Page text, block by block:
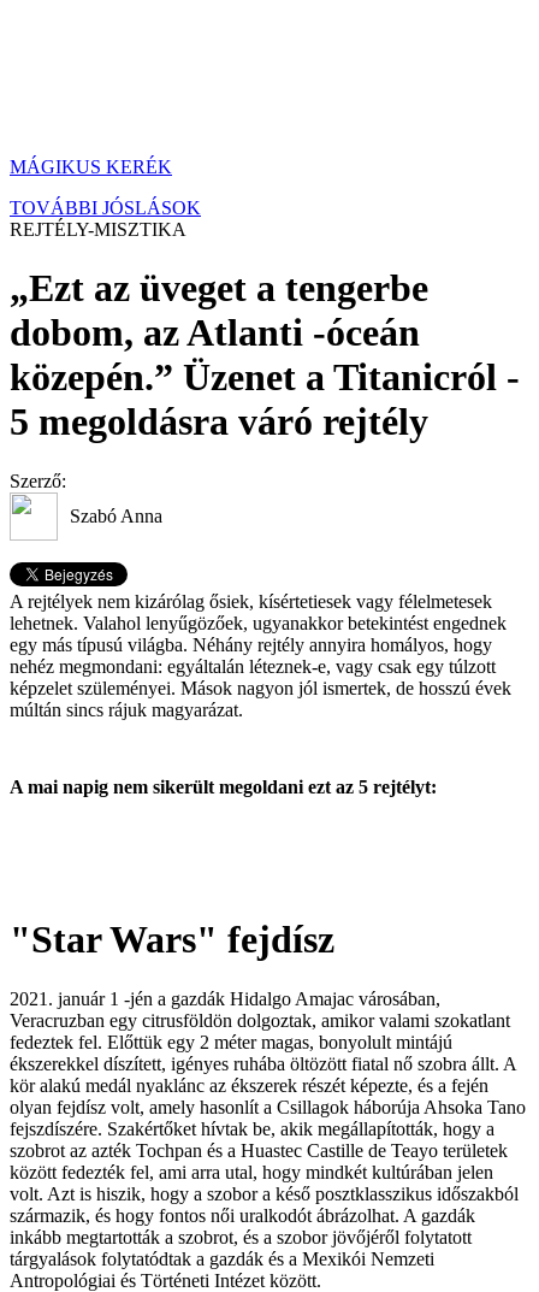
MÁGIKUS KERÉK
TOVÁBBI JÓSLÁSOK
REJTÉLY-MISZTIKA
„Ezt az üveget a tengerbe
dobom, az Atlanti -óceán
közepén.” Üzenet a Titanicról -
5 megoldásra váró rejtély
Szerző:
Szabó Anna
A rejtélyek nem kizárólag ősiek, kísértetiesek vagy félelmetesek
lehetnek. Valahol lenyűgözőek, ugyanakkor betekintést engednek
egy más típusú világba. Néhány rejtély annyira homályos, hogy
nehéz megmondani: egyáltalán léteznek-e, vagy csak egy túlzott
képzelet szüleményei. Mások nagyon jól ismertek, de hosszú évek
múltán sincs rájuk magyarázat.
A mai napig nem sikerült megoldani ezt az 5 rejtélyt:
"Star Wars" fejdísz
2021. január 1 -jén a gazdák Hidalgo Amajac városában,
Veracruzban egy citrusföldön dolgoztak, amikor valami szokatlant
fedeztek fel. Előttük egy 2 méter magas, bonyolult mintájú
ékszerekkel díszített, igényes ruhába öltözött fiatal nő szobra állt. A
kör alakú medál nyaklánc az ékszerek részét képezte, és a fején
olyan fejdísz volt, amely hasonlít a Csillagok háborúja Ahsoka Tano
fejszdíszére. Szakértőket hívtak be, akik megállapították, hogy a
szobrot az azték Tochpan és a Huastec Castille de Teayo területek
között fedezték fel, ami arra utal, hogy mindkét kultúrában jelen
volt. Azt is hiszik, hogy a szobor a késő posztklasszikus időszakból
származik, és hogy fontos női uralkodót ábrázolhat. A gazdák
inkább megtartották a szobrot, és a szobor jövőjéről folytatott
tárgyalások folytatódtak a gazdák és a Mexikói Nemzeti
Antropológiai és Történeti Intézet között.